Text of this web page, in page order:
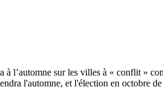
l'automne, et l'élection en octobre